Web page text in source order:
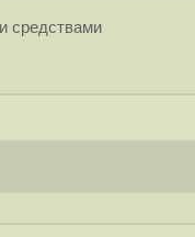
средствами